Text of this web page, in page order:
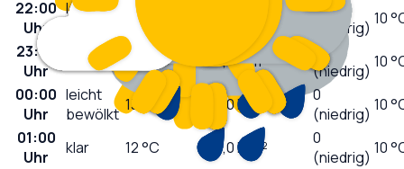
22:00
Uhr
leicht
15
0
(niedrig) 10
23:00
Uhr
klar 14 0,0L/m²
0
(niedrig) 10
00:00
Uhr
leicht
bewölkt 13 0,0L/m²
0
(niedrig) 10
01:00
Uhr
klar 12°C 0,0L/m²
0
(niedrig) 10